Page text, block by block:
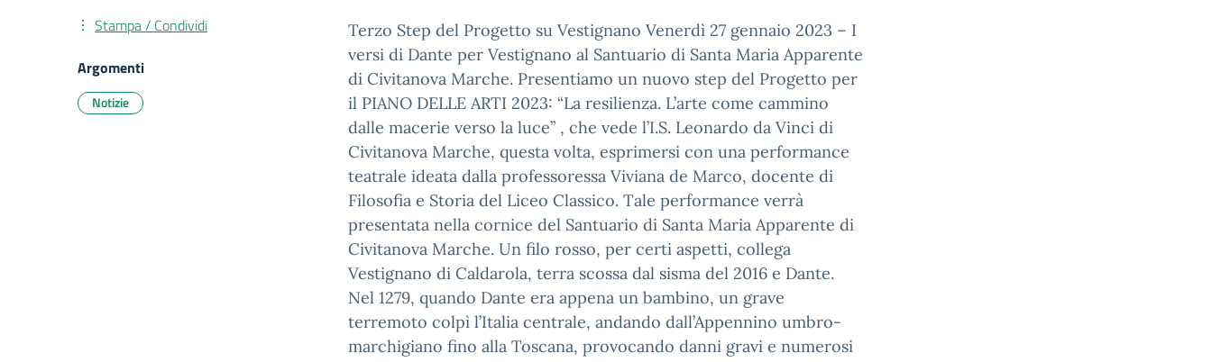
Terzo Step del Progetto su Vestignano Venerdì 27 gennaio 2023 – I
versi di Dante per Vestignano al Santuario di Santa Maria Apparente
di Civitanova Marche. Presentiamo un nuovo step del Progetto per
il PIANO DELLE ARTI 2023: “La resilienza. L’arte come cammino
dalle macerie verso la luce” , che vede l’I.S. Leonardo da Vinci di
Civitanova Marche, questa volta, esprimersi con una performance
teatrale ideata dalla professoressa Viviana de Marco, docente di
Filosofia e Storia del Liceo Classico. Tale performance verrà
presentata nella cornice del Santuario di Santa Maria Apparente di
Civitanova Marche. Un filo rosso, per certi aspetti, collega
Vestignano di Caldarola, terra scossa dal sisma del 2016 e Dante.
Nel 1279, quando Dante era appena un bambino, un grave
terremoto colpì l’Italia centrale, andando dall’Appennino umbro-
marchigiano fino alla Toscana, provocando danni gravi e numerosi
Stampa / Condividi
Argomenti
Notizie